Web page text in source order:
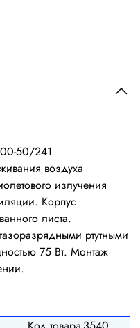
50/241
воздуха
излучения
Корпус
листа.
ртутными
75 Вт. Монтаж